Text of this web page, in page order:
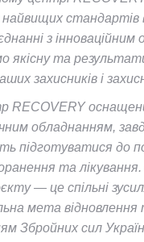
стандартів
з
якісну та
захисників і
RECOVERY
обладнанням,
підготуватися до
та
— це спільні
мета відновлення
Збройних сил